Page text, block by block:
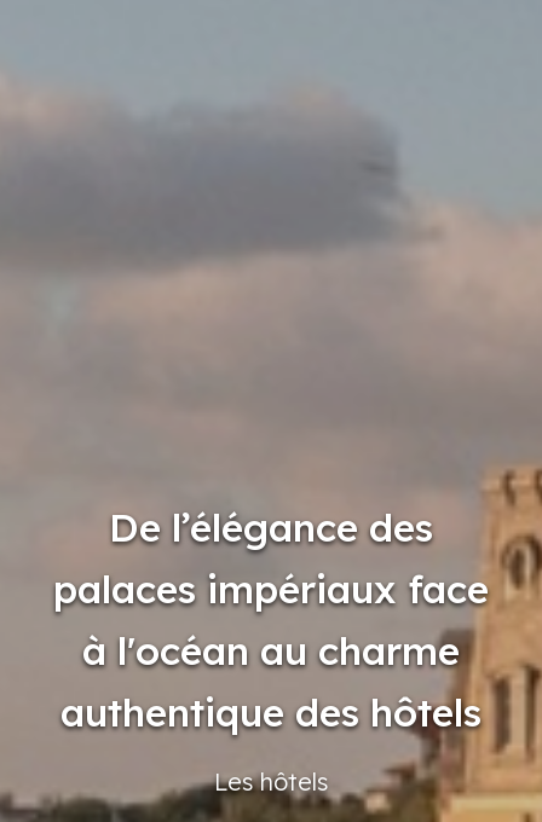
De l’élégance des
palaces impériaux face
à l'océan au charme
authentique des hôtels
Les hôtels